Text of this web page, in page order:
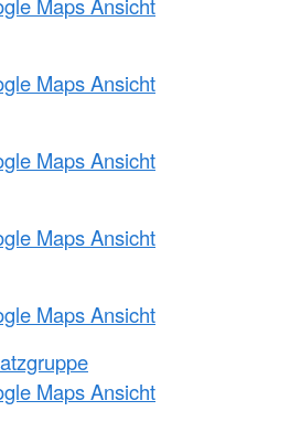
Maps Ansicht
Maps Ansicht
Maps Ansicht
Maps Ansicht
Maps Ansicht